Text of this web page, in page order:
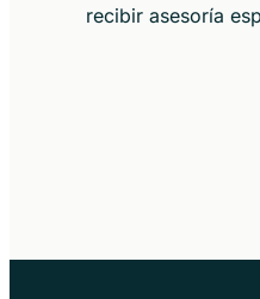
recibir asesoría